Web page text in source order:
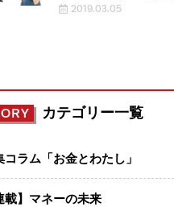
2019.03.05
カテゴリー一覧
コラム「お金とわたし」
載】マネーの未来